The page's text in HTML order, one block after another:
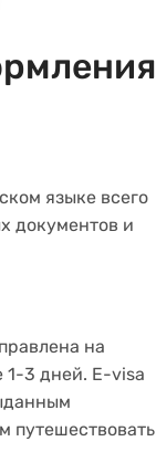
языке всего
документов и
на
1-3 дней. E-visa
путешествовать